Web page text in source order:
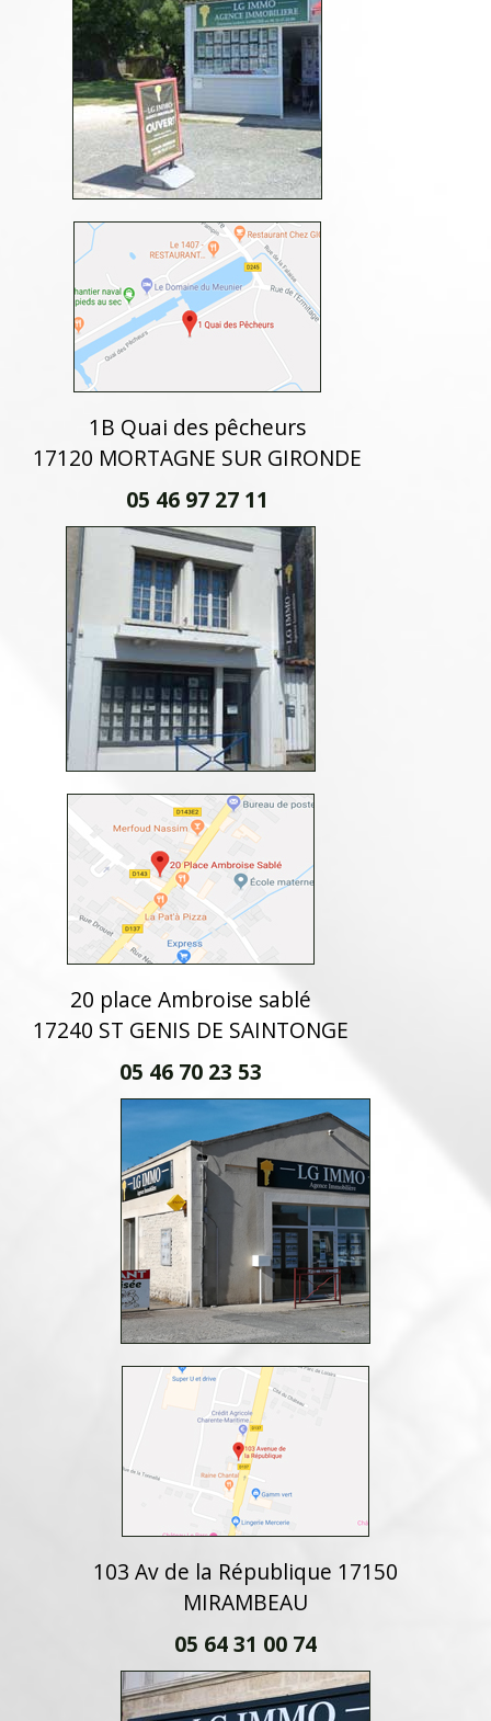
1B Quai des pêcheurs
17120 MORTAGNE SUR GIRONDE
05 46 97 27 11
20 place Ambroise sablé
17240 ST GENIS DE SAINTONGE
05 46 70 23 53
103 Av de la République 17150
MIRAMBEAU
05 64 31 00 74